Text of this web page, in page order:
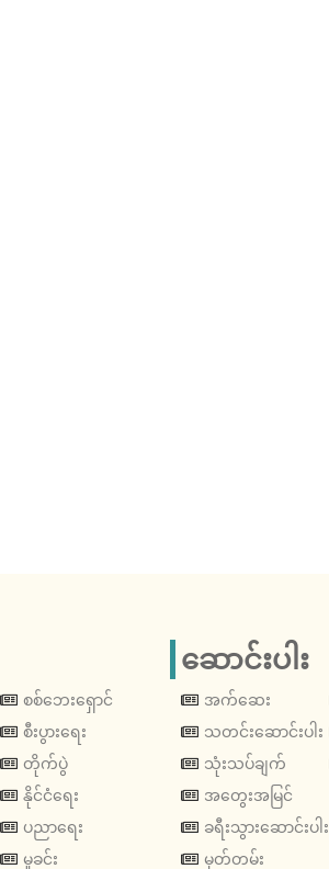
စစ်ဘေးရှောင်
စီးပွားရေး
တိုက်ပွဲ
နိုင်ငံရေး
ပညာရေး
မှုခင်း
ဆောင်းပါး
အက်ဆေး
သတင်းဆောင်းပါး
သုံးသပ်ချက်
အတွေးအမြင်
ခရီးသွားဆောင်းပါး
မှတ်တမ်း